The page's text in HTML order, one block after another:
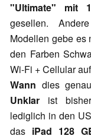
"Ultimate" mit
gesellen.
Modellen gebe es
den Farben
Wi-Fi + Cellular
Wann dies
Unklar ist
lediglich in den
das iPad 128